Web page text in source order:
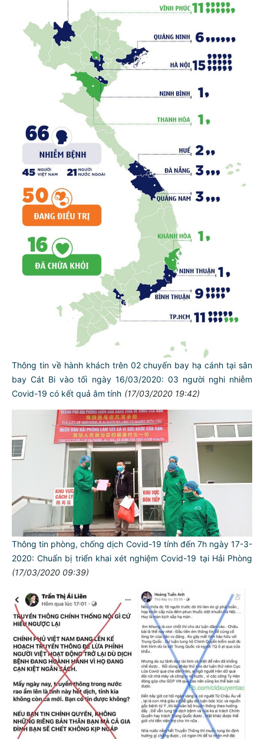
Thông tin về hành khách trên 02 chuyến bay hạ cánh tại sân
bay Cát Bi vào tối ngày 16/03/2020: 03 người nghi nhiễm
Covid-19 có kết quả âm tính (17/03/2020 19:42)
Thông tin phòng, chống dịch Covid-19 tính đến 7h ngày 17-3-
2020: Chuẩn bị triển khai xét nghiệm Covid-19 tại Hải Phòng
(17/03/2020 09:39)